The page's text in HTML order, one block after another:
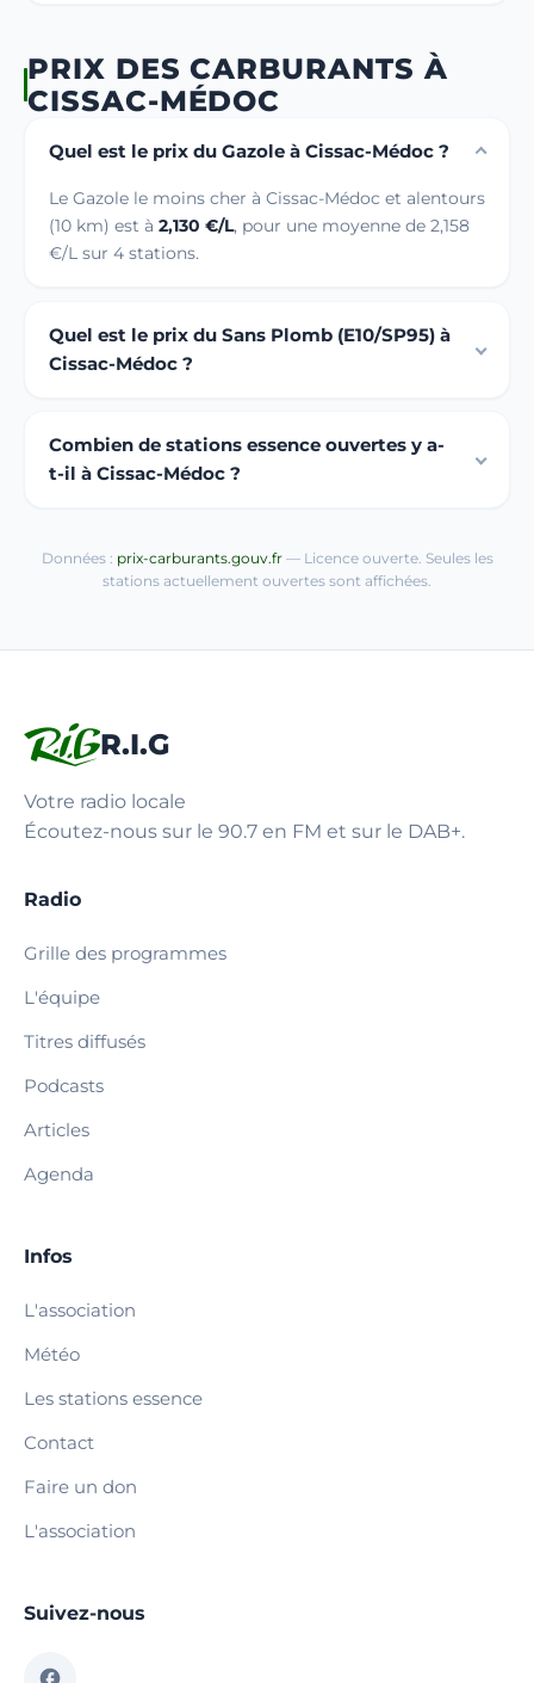
PRIX DES CARBURANTS À
CISSAC-MÉDOC
Quel est le prix du Gazole à Cissac-Médoc ?
Le Gazole le moins cher à Cissac-Médoc et alentours
(10 km) est à 2,130 €/L, pour une moyenne de 2,158
€/L sur 4 stations.
Quel est le prix du Sans Plomb (E10/SP95) à
Cissac-Médoc ?
Combien de stations essence ouvertes y a-
t-il à Cissac-Médoc ?
Données : prix-carburants.gouv.fr— Licence ouverte. Seules les
stations actuellement ouvertes sont affichées.
R.I.G
Votre radio locale
Écoutez-nous sur le 90.7 en FM et sur le DAB+.
Radio
Grille des programmes
L'équipe
Titres diffusés
Podcasts
Articles
Agenda
Infos
L'association
Météo
Les stations essence
Contact
Faire un don
L'association
Suivez-nous